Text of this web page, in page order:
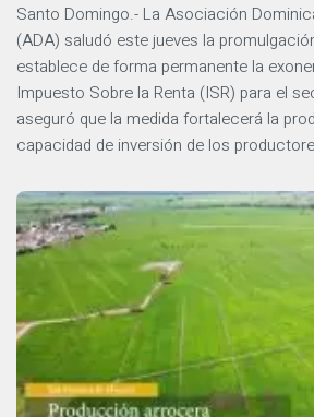
Santo Domingo.- La Asociación
(ADA) saludó este jueves la
establece de forma permanente la
Impuesto Sobre la Renta (ISR) para el
aseguró que la medida fortalecerá la
capacidad de inversión de los